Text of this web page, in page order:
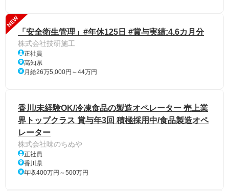
NEW
「安全衛生管理」#年休125日 #賞与実績:4.6カ月分
株式会社技研施工
正社員
高知県
月給26万5,000円～44万円
香川/未経験OK/冷凍食品の製造オペレーター 売上業
界トップクラス 賞与年3回 積極採用中/食品製造オペ
レーター
株式会社味のちぬや
正社員
香川県
年収400万円～500万円